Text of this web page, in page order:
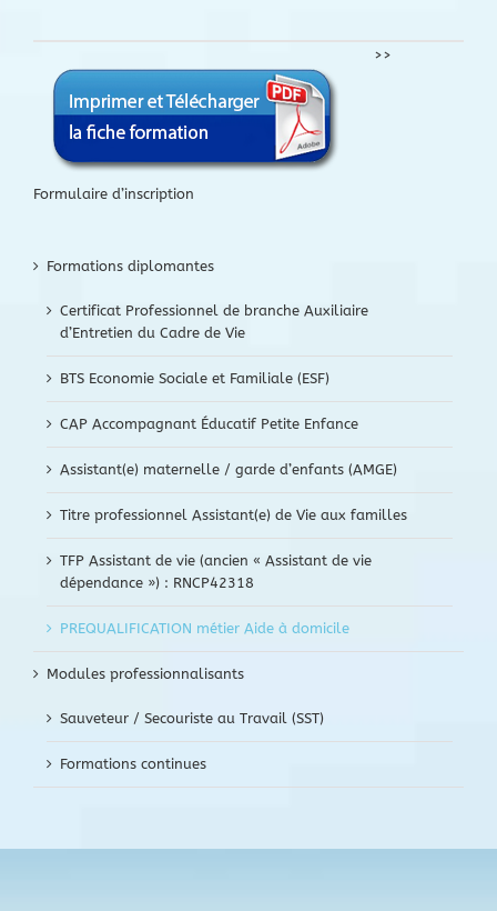
>>
Formulaire d’inscription
Formations diplomantes
Certificat Professionnel de branche Auxiliaire
d’Entretien du Cadre de Vie
BTS Economie Sociale et Familiale (ESF)
CAP Accompagnant Éducatif Petite Enfance
Assistant(e) maternelle / garde d’enfants (AMGE)
Titre professionnel Assistant(e) de Vie aux familles
TFP Assistant de vie (ancien « Assistant de vie
dépendance ») : RNCP42318
PREQUALIFICATION métier Aide à domicile
Modules professionnalisants
Sauveteur / Secouriste au Travail (SST)
Formations continues